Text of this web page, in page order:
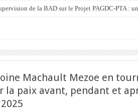
de la BAD sur le Projet PAGDC-PTA :
personnes affectées par l’emblavement des
Machault Mezoe en
la paix avant, pendant et